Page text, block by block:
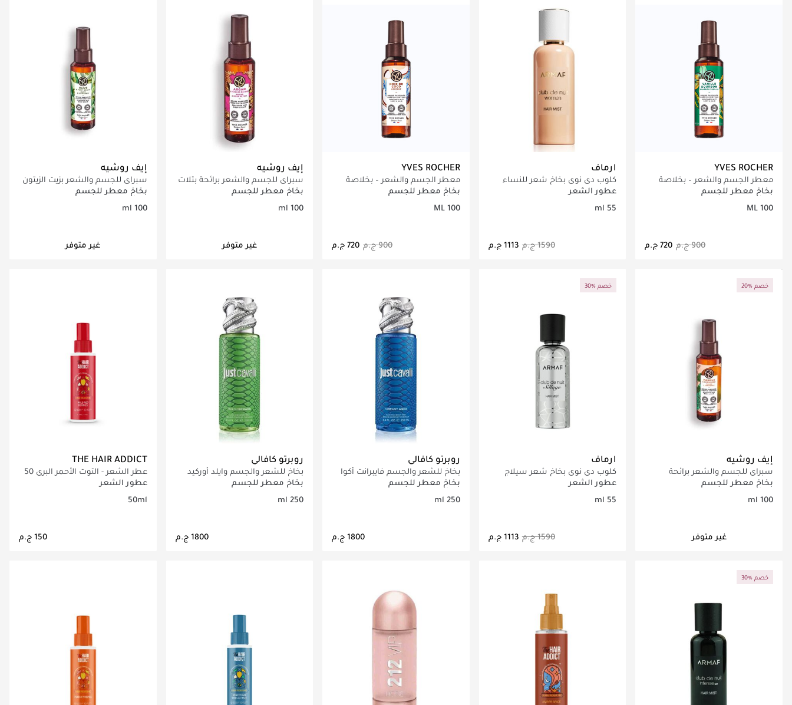
YVES ROCHER
معطر الجسم والشعر – بخلاصة
الفانيلا
بخاخ معطر للجسم
100 ML
⁦900⁩ ج.م
ارماف
كلوب دي نوي بخاخ شعر للنساء
55مل
عطور الشعر
55 ml
⁦1590⁩ ج.م ⁦1113⁩ ج.م
YVES ROCHER
معطر الجسم والشعر – بخلاصة
جوز الهند
بخاخ معطر للجسم
100 ML
⁦900⁩ ج.م
إيف روشيه
سبراي للجسم والشعر برائحة بتلات
الورد والأرجان 100 مل
بخاخ معطر للجسم
100 ml
غير متوفر
إيف روشيه
سبراي للجسم والشعر بزيت الزيتون
100 مل
بخاخ معطر للجسم
100 ml
غير متوفر
20% خصم
إيف روشيه
سبراي للجسم والشعر برائحة
المانجو والكزبرة 100 مل
بخاخ معطر للجسم
100 ml
غير متوفر
30% خصم
ارماف
كلوب دي نوي بخاخ شعر سيلاج
55مل – الأناقة في كل رشّة
عطور الشعر
55 ml
⁦1590⁩ ج.م ⁦1113⁩ ج.م
روبرتو كافالي
بخاخ للشعر والجسم فايبرانت أكوا
250 مل
بخاخ معطر للجسم
250 ml
روبرتو كافالي
بخاخ للشعر والجسم وايلد أوركيد
250 مل
بخاخ معطر للجسم
250 ml
⁦1800⁩ ج.م
THE HAIR ADDICT
عطر الشعر - التوت الأحمر البري 50
مل
عطور الشعر
50ml
30% خصم